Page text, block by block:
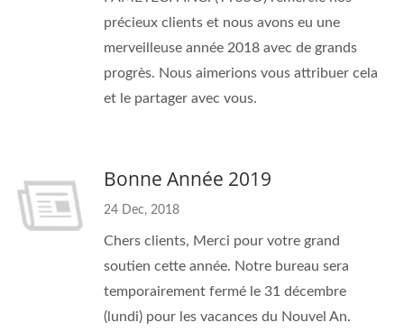
précieux clients et nous avons eu une
merveilleuse année 2018 avec de grands
progrès. Nous aimerions vous attribuer cela
et le partager avec vous.
Bonne Année 2019
24 Dec, 2018
Chers clients, Merci pour votre grand
soutien cette année. Notre bureau sera
temporairement fermé le 31 décembre
(lundi) pour les vacances du Nouvel An.